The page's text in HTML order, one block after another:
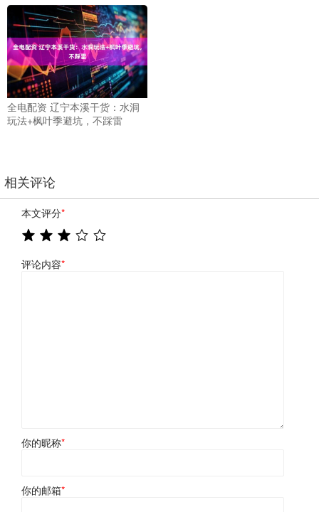
全电配资 辽宁本溪干货：水洞
玩法+枫叶季避坑，不踩雷
相关评论
本文评分*
评论内容*
你的昵称*
你的邮箱*